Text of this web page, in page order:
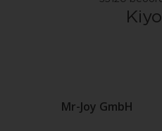
Mr-Joy GmbH